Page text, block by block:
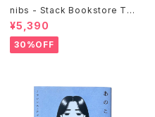
nibs - Stack Bookstore Te
e
¥5,390
30%OFF